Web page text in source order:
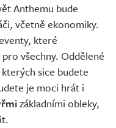
Anthemu bude
včetně ekonomiky.
které
všechny. Oddělené
sice budete
je moci hrát i
základními obleky,